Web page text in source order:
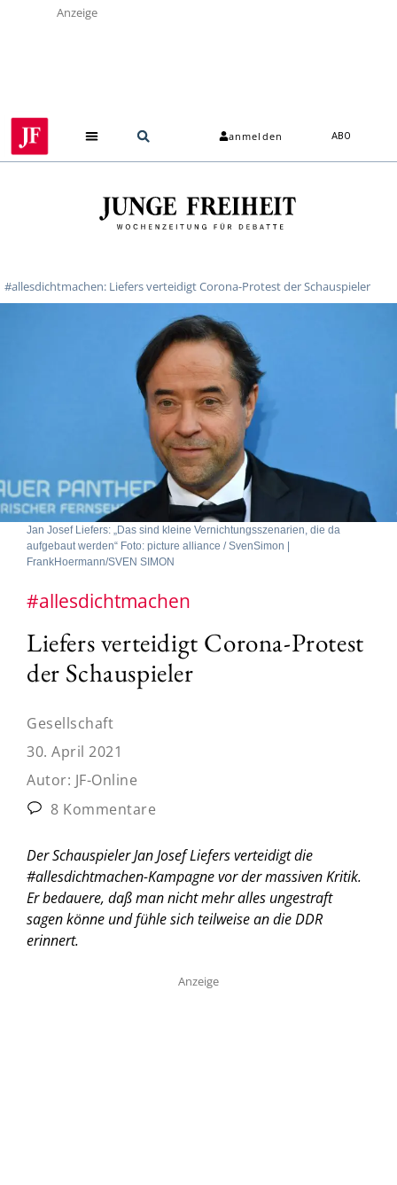
Anzeige
anmelden ABO
#allesdichtmachen: Liefers verteidigt Corona-Protest der Schauspieler
Jan Josef Liefers: „Das sind kleine Vernichtungsszenarien, die da
aufgebaut werden“ Foto: picture alliance / SvenSimon |
FrankHoermann/SVEN SIMON
#allesdichtmachen
Liefers verteidigt Corona-Protest
der Schauspieler
Gesellschaft
30. April 2021
Autor: JF-Online
8 Kommentare
Der Schauspieler Jan Josef Liefers verteidigt die
#allesdichtmachen-Kampagne vor der massiven Kritik.
Er bedauere, daß man nicht mehr alles ungestraft
sagen könne und fühle sich teilweise an die DDR
erinnert.
Anzeige